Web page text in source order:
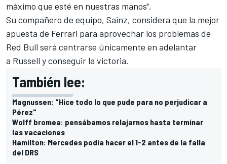
máximo que esté en nuestras manos".
Su compañero de equipo, Sainz, considera que la mejor
apuesta de Ferrari para aprovechar los problemas de
Red Bull será centrarse únicamente en adelantar
a Russell y conseguir la victoria.
También lee:
Magnussen: "Hice todo lo que pude para no perjudicar a
Pérez"
Wolff bromea: pensábamos relajarnos hasta terminar
las vacaciones
Hamilton: Mercedes podía hacer el 1-2 antes de la falla
del DRS